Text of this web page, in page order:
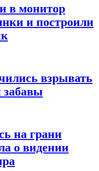
в монитор
и построили
взрывать
на грани
о видении